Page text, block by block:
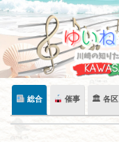
Skip
content
総合 催事 🏛 各区